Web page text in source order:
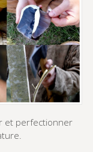
et perfectionner